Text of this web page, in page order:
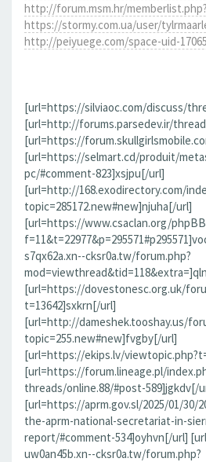
http://forum.msm.hr/
https://stormy.com.ua/user/
http://peiyuege.com/space-uid-
[url=https://silviaoc.com/discuss/
[url=http://forums.parsedev.ir/
[url=https://
[url=https://selmart.cd/produit/
pc/#comment-823]xsjpu[/url]
[url=http://168.exodirectory.com/
topic=285172.new#new]njuha[/url]
[url=https://www.csaclan.org/
s7qx62a.xn--cksr0a.tw/forum.php?
[url=https://dovestonesc.org.uk/
t=13642]sxkrn[/url]
[url=http://dameshek.tooshay.us/
topic=255.new#new]fvgby[/url]
[url=https://ekips.lv/
[url=https://forum.lineage.pl/
threads/online.88/#post-589]jgkdv[/
[url=https://aprm.gov.sl/2025/01/30/
the-aprm-national-secretariat-in-
report/#comment-534]oyhvn[/url]
uw0an45b.xn--cksr0a.tw/forum.php?